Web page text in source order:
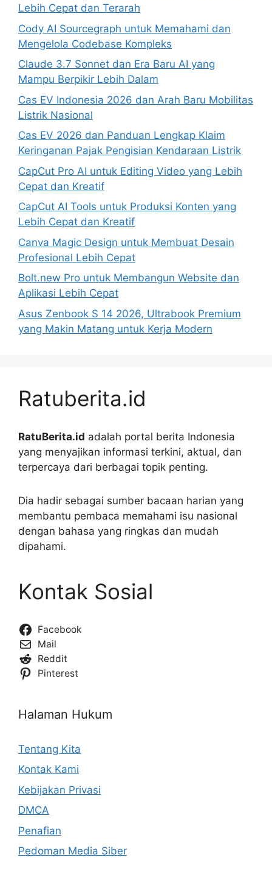
Lebih Cepat dan Terarah
Cody AI Sourcegraph untuk Memahami dan
Mengelola Codebase Kompleks
Claude 3.7 Sonnet dan Era Baru AI yang
Mampu Berpikir Lebih Dalam
Cas EV Indonesia 2026 dan Arah Baru Mobilitas
Listrik Nasional
Cas EV 2026 dan Panduan Lengkap Klaim
Keringanan Pajak Pengisian Kendaraan Listrik
CapCut Pro AI untuk Editing Video yang Lebih
Cepat dan Kreatif
CapCut AI Tools untuk Produksi Konten yang
Lebih Cepat dan Kreatif
Canva Magic Design untuk Membuat Desain
Profesional Lebih Cepat
Bolt.new Pro untuk Membangun Website dan
Aplikasi Lebih Cepat
Asus Zenbook S 14 2026, Ultrabook Premium
yang Makin Matang untuk Kerja Modern
Ratuberita.id
RatuBerita.id adalah portal berita Indonesia
yang menyajikan informasi terkini, aktual, dan
terpercaya dari berbagai topik penting.
Dia hadir sebagai sumber bacaan harian yang
membantu pembaca memahami isu nasional
dengan bahasa yang ringkas dan mudah
dipahami.
Kontak Sosial
Facebook
Mail
Reddit
Pinterest
Halaman Hukum
Tentang Kita
Kontak Kami
Kebijakan Privasi
DMCA
Penafian
Pedoman Media Siber